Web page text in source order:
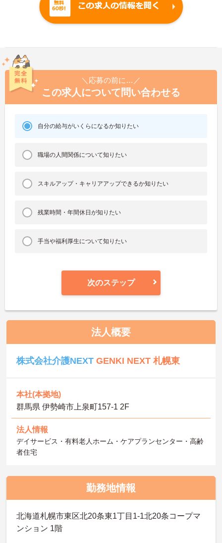
＼応募の前に…／
この求人について問い合わせる
自分の給与がいくらになるか知りたい
職場の人間関係について知りたい
スキルアップ・キャリアアップできるか知りたい
残業時間・年間休日が知りたい
手当や福利厚生について知りたい
次のステップ
法人概要
株式会社介護NEXTGENKI NEXT 札幌東
本社(本拠地)
群馬県 伊勢崎市上泉町157-1 2F
法人情報
デイサービス・有料老人ホーム・ケアプランセンター・高齢
者住宅
勤務地情報
北海道札幌市東区北20条東1丁目1-1北20条コープマ
ンション 1階